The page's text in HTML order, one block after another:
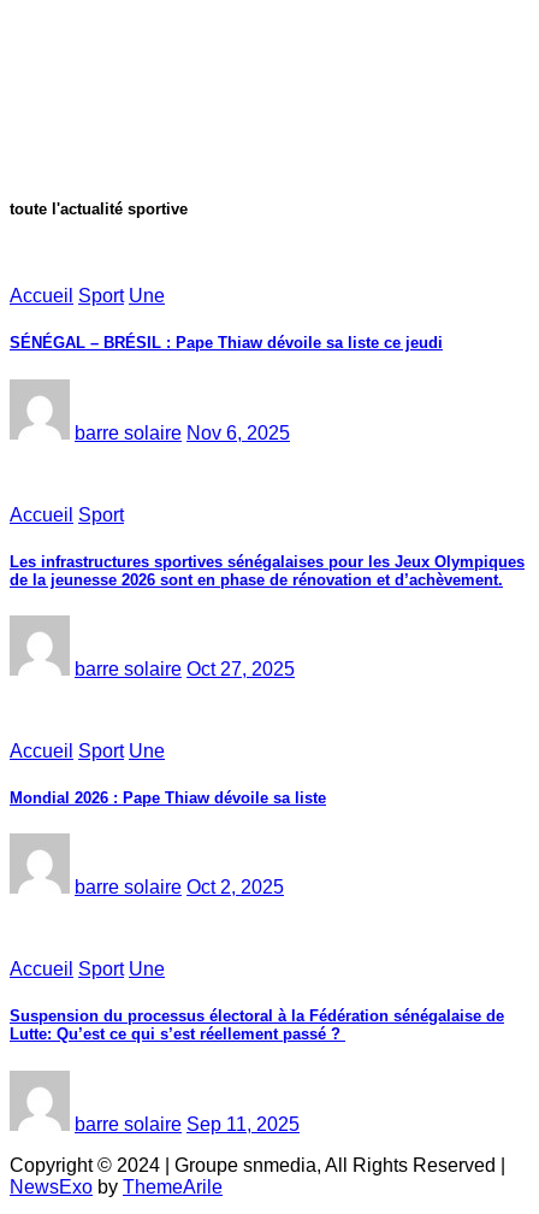
toute l'actualité sportive
Accueil Sport Une
SÉNÉGAL – BRÉSIL : Pape Thiaw dévoile sa liste ce jeudi
barre solaire Nov 6, 2025
Accueil Sport
Les infrastructures sportives sénégalaises pour les Jeux Olympiques
de la jeunesse 2026 sont en phase de rénovation et d’achèvement.
barre solaire Oct 27, 2025
Accueil Sport Une
Mondial 2026 : Pape Thiaw dévoile sa liste
barre solaire Oct 2, 2025
Accueil Sport Une
‎Suspension du processus électoral à la Fédération sénégalaise de
Lutte: Qu’est ce qui s’est réellement passé ? ‎‎
barre solaire Sep 11, 2025
Copyright © 2024 | Groupe snmedia, All Rights Reserved
NewsExo by ThemeArile